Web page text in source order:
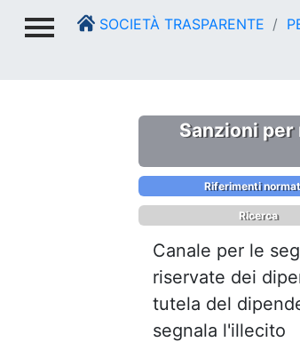
SOCIETÀ TRASPARENTE
Sanzioni
Riferimenti
Ricerca
Canale per le
riservate dei
tutela del
segnala l'illecito